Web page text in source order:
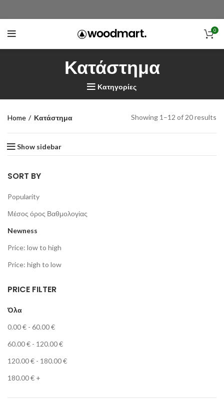
0
Κατάστημα
Κατηγορίες
Home Κατάστημα Showing 1–12 of 20 results
Show sidebar
SORT BY
Popularity
Μέσος όρος Βαθμολογίας
Newness
Price: low to high
Price: high to low
PRICE FILTER
Όλα
0.00€ - 60.00€
60.00€ - 120.00€
120.00€ - 180.00€
180.00€ +